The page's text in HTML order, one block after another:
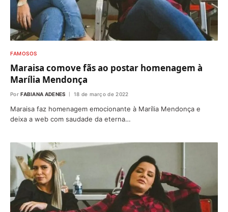
FAMOSOS
Maraisa comove fãs ao postar homenagem à
Marília Mendonça
Por FABIANA ADENES 18 de março de 2022
Maraisa faz homenagem emocionante à Marília Mendonça e
deixa a web com saudade da eterna…